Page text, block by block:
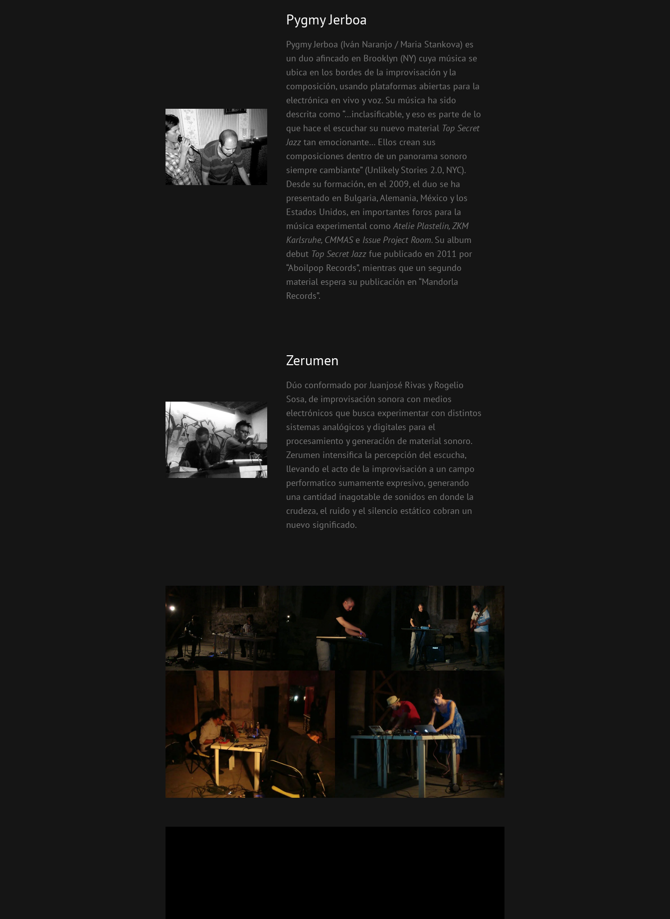
Pygmy Jerboa
Pygmy Jerboa (Iván Naranjo / Maria Stankova) es
un duo afincado en Brooklyn (NY) cuya música se
ubica en los bordes de la improvisación y la
composición, usando plataformas abiertas para la
electrónica en vivo y voz. Su música ha sido
descrita como “…inclasificable, y eso es parte de lo
que hace el escuchar su nuevo material Top Secret
Jazztan emocionante… Ellos crean sus
composiciones dentro de un panorama sonoro
siempre cambiante” (Unlikely Stories 2.0, NYC).
Desde su formación, en el 2009, el duo se ha
presentado en Bulgaria, Alemania, México y los
Estados Unidos, en importantes foros para la
música experimental comoAtelie Plastelin, ZKM
Karlsruhe, CMMAS e Issue Project Room. Su album
debut Top Secret Jazzfue publicado en 2011 por
“Aboilpop Records”, mientras que un segundo
material espera su publicación en “Mandorla
Records”.
Zerumen
Dúo conformado por Juanjosé Rivas y Rogelio
Sosa, de improvisación sonora con medios
electrónicos que busca experimentar con distintos
sistemas analógicos y digitales para el
procesamiento y generación de material sonoro.
Zerumen intensifica la percepción del escucha,
llevando el acto de la improvisación a un campo
performatico sumamente expresivo, generando
una cantidad inagotable de sonidos en donde la
crudeza, el ruido y el silencio estático cobran un
nuevo significado.